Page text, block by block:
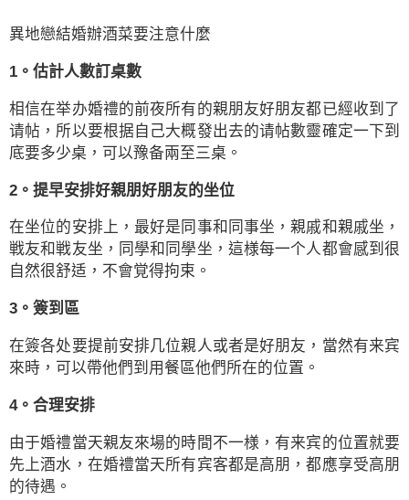
異地戀結婚辦酒菜要注意什麼
1。估計人數訂桌數
相信在举办婚禮的前夜所有的親朋友好朋友都已經收到了
请帖，所以要根据自己大概發出去的请帖數靈確定一下到
底要多少桌，可以豫备兩至三桌。
2。提早安排好親朋好朋友的坐位
在坐位的安排上，最好是同事和同事坐，親戚和親戚坐，
戦友和戦友坐，同學和同學坐，這様每一个人都會感到很
自然很舒适，不會覚得拘束。
3。簽到區
在簽各处要提前安排几位親人或者是好朋友，當然有来宾
來時，可以帶他們到用餐區他們所在的位置。
4。合理安排
由于婚禮當天親友來場的時間不一様，有来宾的位置就要
先上酒水，在婚禮當天所有宾客都是高朋，都應享受高朋
的待遇。